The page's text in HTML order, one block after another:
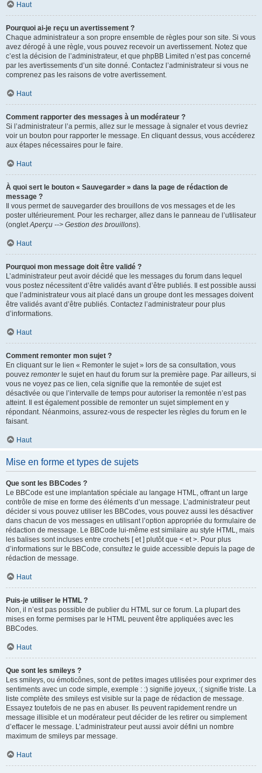
Haut
Pourquoi ai-je reçu un avertissement ?
Chaque administrateur a son propre ensemble de règles pour son site. Si vous
avez dérogé à une règle, vous pouvez recevoir un avertissement. Notez que
c’est la décision de l’administrateur, et que phpBB Limited n’est pas concerné
par les avertissements d’un site donné. Contactez l’administrateur si vous ne
comprenez pas les raisons de votre avertissement.
Haut
Comment rapporter des messages à un modérateur ?
Si l’administrateur l’a permis, allez sur le message à signaler et vous devriez
voir un bouton pour rapporter le message. En cliquant dessus, vous accéderez
aux étapes nécessaires pour le faire.
Haut
À quoi sert le bouton « Sauvegarder » dans la page de rédaction de
message ?
Il vous permet de sauvegarder des brouillons de vos messages et de les
poster ultérieurement. Pour les recharger, allez dans le panneau de l’utilisateur
(ongletAperçu --> Gestion des brouillons).
Haut
Pourquoi mon message doit être validé ?
L’administrateur peut avoir décidé que les messages du forum dans lequel
vous postez nécessitent d’être validés avant d’être publiés. Il est possible aussi
que l’administrateur vous ait placé dans un groupe dont les messages doivent
être validés avant d’être publiés. Contactez l’administrateur pour plus
d’informations.
Haut
Comment remonter mon sujet ?
En cliquant sur le lien « Remonter le sujet » lors de sa consultation, vous
pouvez remonterle sujet en haut du forum sur la première page. Par ailleurs, si
vous ne voyez pas ce lien, cela signifie que la remontée de sujet est
désactivée ou que l’intervalle de temps pour autoriser la remontée n’est pas
atteint. Il est également possible de remonter un sujet simplement en y
répondant. Néanmoins, assurez-vous de respecter les règles du forum en le
faisant.
Haut
Mise en forme et types de sujets
Que sont les BBCodes ?
Le BBCode est une implantation spéciale au langage HTML, offrant un large
contrôle de mise en forme des éléments d’un message. L’administrateur peut
décider si vous pouvez utiliser les BBCodes, vous pouvez aussi les désactiver
dans chacun de vos messages en utilisant l’option appropriée du formulaire de
rédaction de message. Le BBCode lui-même est similaire au style HTML, mais
les balises sont incluses entre crochets [ et ] plutôt que < et >. Pour plus
d’informations sur le BBCode, consultez le guide accessible depuis la page de
rédaction de message.
Haut
Puis-je utiliser le HTML ?
Non, il n’est pas possible de publier du HTML sur ce forum. La plupart des
mises en forme permises par le HTML peuvent être appliquées avec les
BBCodes.
Haut
Que sont les smileys ?
Les smileys, ou émoticônes, sont de petites images utilisées pour exprimer des
sentiments avec un code simple, exemple : :) signifie joyeux, :( signifie triste. La
liste complète des smileys est visible sur la page de rédaction de message.
Essayez toutefois de ne pas en abuser. Ils peuvent rapidement rendre un
message illisible et un modérateur peut décider de les retirer ou simplement
d’effacer le message. L’administrateur peut aussi avoir défini un nombre
maximum de smileys par message.
Haut